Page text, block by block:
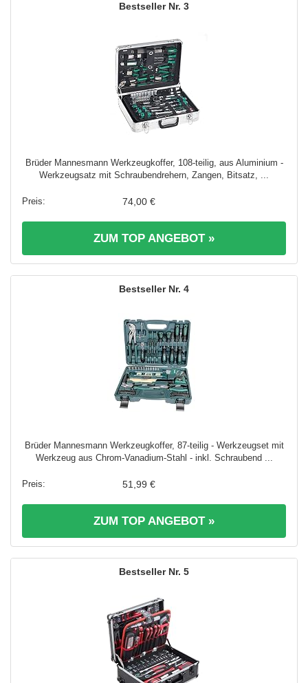
3
Brüder Mannesmann Werkzeugkoffer, 108-teilig, aus Aluminium -
Werkzeugsatz mit Schraubendrehern, Zangen, Bitsatz, ...
74,00 €
ZUM TOP ANGEBOT »
4
Brüder Mannesmann Werkzeugkoffer, 87-teilig - Werkzeugset mit
Werkzeug aus Chrom-Vanadium-Stahl - inkl. Schraubend ...
51,99 €
ZUM TOP ANGEBOT »
5